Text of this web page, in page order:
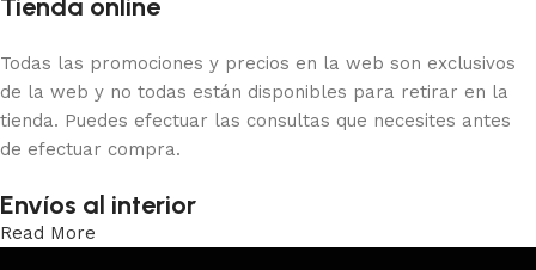
Tienda online
Todas las promociones y precios en la web son exclusivos
de la web y no todas están disponibles para retirar en la
tienda. Puedes efectuar las consultas que necesites antes
de efectuar compra.
Envíos al interior
Read More